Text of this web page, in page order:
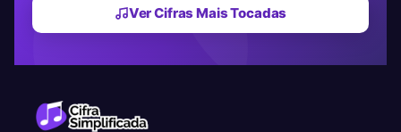
Ver Cifras Mais Tocadas